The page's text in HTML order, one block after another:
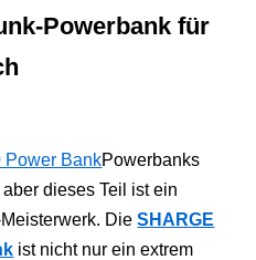
Powerbank für
Powerbanks
dieses Teil ist ein
DieSHARGE
ist nicht nur ein extrem